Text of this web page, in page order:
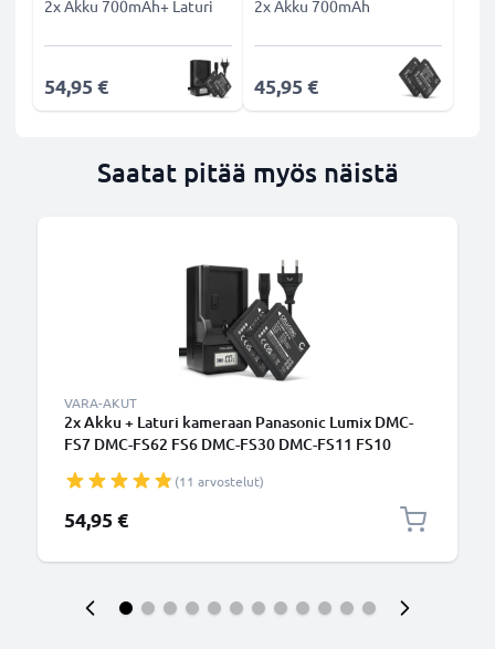
2x Akku 700mAh+ Laturi
54,95 €
2x Akku 700mAh
45,95 €
Saatat pitää myös näistä
VARA-AKUT
2x Akku + Laturi kameraan Panasonic Lumix DMC-
FS7 DMC-FS62 FS6 DMC-FS30 DMC-FS11 FS10
(700mAh, 3.7V) tuotemerkiltä CELLONIC
(11 arvostelut)
54,95 €